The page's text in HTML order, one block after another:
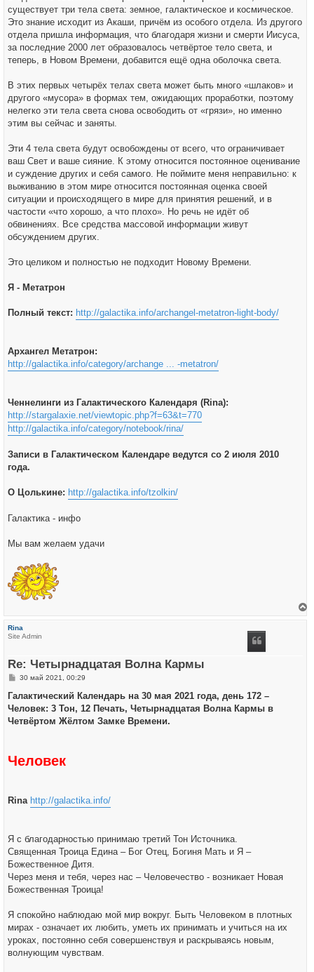
существует три тела света: земное, галактическое и космическое.
Это знание исходит из Акаши, причём из особого отдела. Из другого
отдела пришла информация, что благодаря жизни и смерти Иисуса,
за последние 2000 лет образовалось четвёртое тело света, и
теперь, в Новом Времени, добавится ещё одна оболочка света.
В этих первых четырёх телах света может быть много «шлаков» и
другого «мусора» в формах тем, ожидающих проработки, поэтому
нелегко эти тела света снова освободить от «грязи», но именно
этим вы сейчас и заняты.
Эти 4 тела света будут освобождены от всего, что ограничивает
ваш Свет и ваше сияние. К этому относится постоянное оценивание
и суждение других и себя самого. Не поймите меня неправильно: к
выживанию в этом мире относится постоянная оценка своей
ситуации и происходящего в мире для принятия решений, и в
частости «что хорошо, а что плохо». Но речь не идёт об
обвинениях. Все средства массовой информации живут
обсуждением других.
Это целиком и полностью не подходит Новому Времени.
Я - Метатрон
Полный текст: http://galactika.info/archangel-metatron-light-body/
Архангел Метатрон:
http://galactika.info/category/archange ... -metatron/
Ченнелинги из Галактического Календаря (Rina):
http://stargalaxie.net/viewtopic.php?f=63&t=770
http://galactika.info/category/notebook/rina/
Записи в Галактическом Календаре ведутся со 2 июля 2010
года.
О Цолькине: http://galactika.info/tzolkin/
Галактика - инфо
Мы вам желаем удачи
Rina
Site Admin
Re: Четырнадцатая Волна Кармы
С
о
щ
е
30 май 2021, 00:29
Галактический Календарь на 30 мая 2021 года, день 172 –
Человек: 3 Тон, 12 Печать, Четырнадцатая Волна Кармы в
Четвёртом Жёлтом Замке Времени.
Человек
Rina http://galactika.info/
Я с благодарностью принимаю третий Тон Источника.
Священная Троица Едина – Бог Отец, Богиня Мать и Я –
Божественное Дитя.
Через меня и тебя, через нас – Человечество - возникает Новая
Божественная Троица!
Я спокойно наблюдаю мой мир вокруг. Быть Человеком в плотных
мирах - означает их любить, уметь их принимать и учиться на их
уроках, постоянно себя совершенствуя и раскрываясь новым,
волнующим чувствам.